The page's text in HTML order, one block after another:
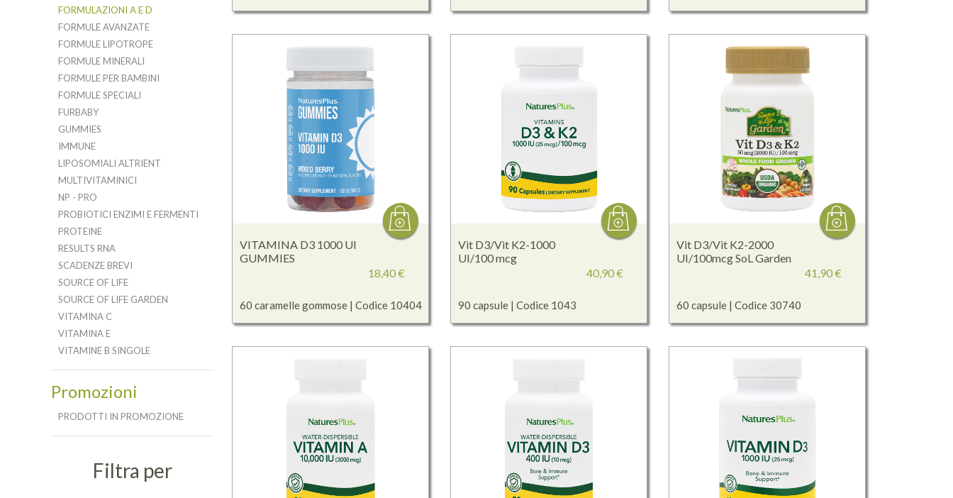
FORMULAZIONI A E D
FORMULE AVANZATE
FORMULE LIPOTROPE
FORMULE MINERALI
FORMULE PER BAMBINI
FORMULE SPECIALI
FURBABY
GUMMIES
IMMUNE
LIPOSOMIALI ALTRIENT
MULTIVITAMINICI
NP - PRO
PROBIOTICI ENZIMI E FERMENTI
PROTEINE
RESULTS RNA
SCADENZE BREVI
SOURCE OF LIFE
SOURCE OF LIFE GARDEN
VITAMINA C
VITAMINA E
VITAMINE B SINGOLE
Promozioni
PRODOTTI IN PROMOZIONE
Filtra per
VITAMINA D3 1000 UI
GUMMIES
60 caramelle gommose | Codice 10404
18,40 €
Vit D3/Vit K2-1000
UI/100 mcg
90 capsule | Codice 1043
40,90 €
Vit D3/Vit K2-2000
UI/100mcg SoL Garden
60 capsule | Codice 30740
41,90 €